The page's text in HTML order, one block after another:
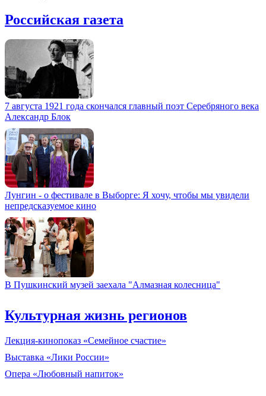
Российская газета
7 августа 1921 года скончался главный поэт Серебряного века
Александр Блок
Лунгин - о фестивале в Выборге: Я хочу, чтобы мы увидели
непредсказуемое кино
В Пушкинский музей заехала "Алмазная колесница"
Культурная жизнь регионов
Лекция-кинопоказ «Семейное счастие»
Выставка «Лики России»
Опера «Любовный напиток»